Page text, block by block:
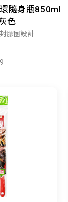
環隨身瓶850ml
色
膠圈設計